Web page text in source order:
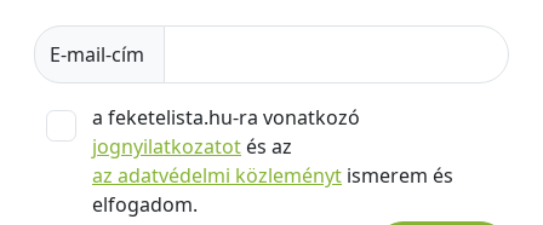
E-mail-cím
a feketelista.hu-ra vonatkozó
jognyilatkozatot és az
az adatvédelmi közleményt ismerem és
elfogadom.